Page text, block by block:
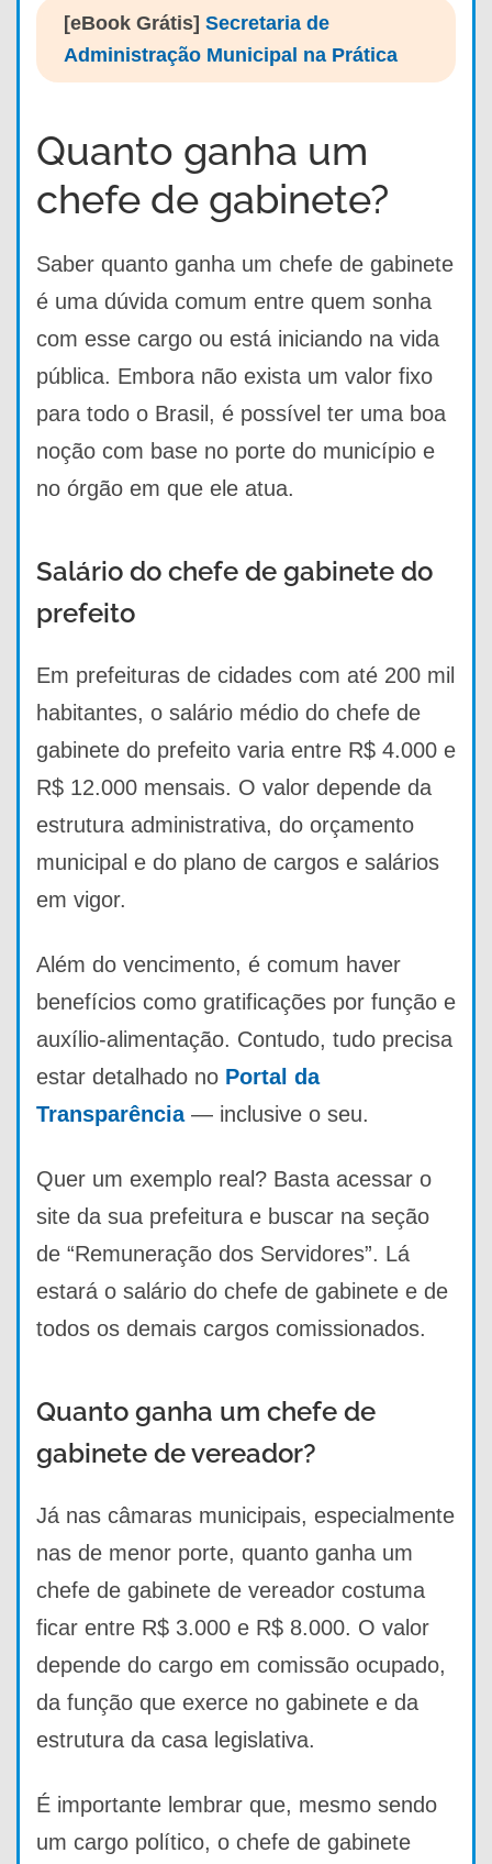
[eBook Grátis] Secretaria de
Administração Municipal na Prática
Quanto ganha um
chefe de gabinete?
Saber quanto ganha um chefe de gabinete
é uma dúvida comum entre quem sonha
com esse cargo ou está iniciando na vida
pública. Embora não exista um valor fixo
para todo o Brasil, é possível ter uma boa
noção com base no porte do município e
no órgão em que ele atua.
Salário do chefe de gabinete do
prefeito
Em prefeituras de cidades com até 200 mil
habitantes, o salário médio do chefe de
gabinete do prefeito varia entre R$ 4.000 e
R$ 12.000 mensais. O valor depende da
estrutura administrativa, do orçamento
municipal e do plano de cargos e salários
em vigor.
Além do vencimento, é comum haver
benefícios como gratificações por função e
auxílio-alimentação. Contudo, tudo precisa
estar detalhado no Portal da
Transparência— inclusive o seu.
Quer um exemplo real? Basta acessar o
site da sua prefeitura e buscar na seção
de “Remuneração dos Servidores”. Lá
estará o salário do chefe de gabinete e de
todos os demais cargos comissionados.
Quanto ganha um chefe de
gabinete de vereador?
Já nas câmaras municipais, especialmente
nas de menor porte, quanto ganha um
chefe de gabinete de vereador costuma
ficar entre R$ 3.000 e R$ 8.000. O valor
depende do cargo em comissão ocupado,
da função que exerce no gabinete e da
estrutura da casa legislativa.
É importante lembrar que, mesmo sendo
um cargo político, o chefe de gabinete